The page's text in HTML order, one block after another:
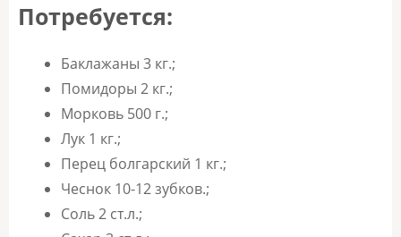
Потребуется:
Баклажаны 3 кг.;
Помидоры 2 кг.;
Морковь 500 г.;
Лук 1 кг.;
Перец болгарский 1 кг.;
Чеснок 10-12 зубков.;
Соль 2 ст.л.;